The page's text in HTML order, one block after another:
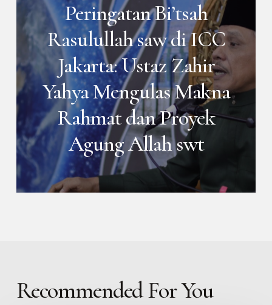
Peringatan Bi’tsah
Rasulullah saw di ICC
Jakarta: Ustaz Zahir
Yahya Mengulas Makna
Rahmat dan Proyek
Agung Allah swt
Recommended For You